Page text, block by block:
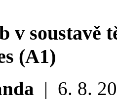
v soustavě
(A1)
| 6. 8.